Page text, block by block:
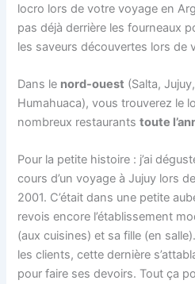
locro lors de votre voyage en
pas déjà derrière les fourneaux
les saveurs découvertes lors de
Dans le nord-ouest (Salta,
Humahuaca), vous trouverez le
nombreux restaurantstoute
Pour la petite histoire : j’ai
cours d’un voyage à Jujuy lors
2001. C’était dans une petite
revois encore l’établissement
(aux cuisines) et sa fille (en
les clients, cette dernière
pour faire ses devoirs. Tout ça